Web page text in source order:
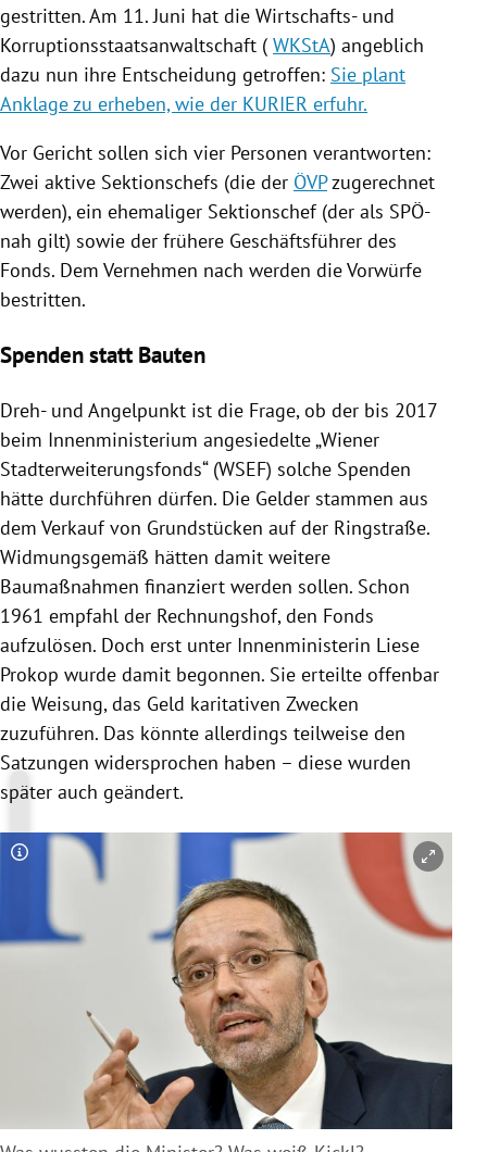
gestritten. Am 11. Juni hat die Wirtschafts- und
Korruptionsstaatsanwaltschaft ( WKStA) angeblich
dazu nun ihre Entscheidung getroffen: Sie plant
Anklage zu erheben, wie der KURIER erfuhr.
Vor Gericht sollen sich vier Personen verantworten:
Zwei aktive Sektionschefs (die der ÖVPzugerechnet
werden), ein ehemaliger Sektionschef (der als SPÖ-
nah gilt) sowie der frühere Geschäftsführer des
Fonds. Dem Vernehmen nach werden die Vorwürfe
bestritten.
Spenden statt Bauten
Dreh- und Angelpunkt ist die Frage, ob der bis 2017
beim Innenministerium angesiedelte „Wiener
Stadterweiterungsfonds“ (WSEF) solche Spenden
hätte durchführen dürfen. Die Gelder stammen aus
dem Verkauf von Grundstücken auf der Ringstraße.
Widmungsgemäß hätten damit weitere
Baumaßnahmen finanziert werden sollen. Schon
1961 empfahl der Rechnungshof, den Fonds
aufzulösen. Doch erst unter Innenministerin Liese
Prokop wurde damit begonnen. Sie erteilte offenbar
die Weisung, das Geld karitativen Zwecken
zuzuführen. Das könnte allerdings teilweise den
Satzungen widersprochen haben – diese wurden
später auch geändert.
Copyright-Hinweis öffnen/schließen